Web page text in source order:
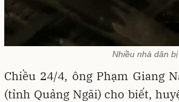
Nhiều nhà dân
Chiều 24/4, ông Phạm Giang
(tỉnh Quảng Ngãi) cho biết,